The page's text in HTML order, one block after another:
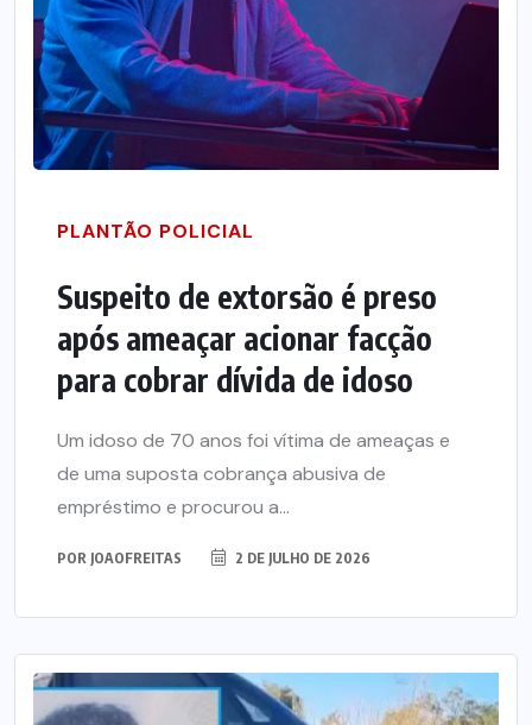
PLANTÃO POLICIAL
Suspeito de extorsão é preso
após ameaçar acionar facção
para cobrar dívida de idoso
Um idoso de 70 anos foi vítima de ameaças e
de uma suposta cobrança abusiva de
empréstimo e procurou a...
POR JOAOFREITAS 2 DE JULHO DE 2026